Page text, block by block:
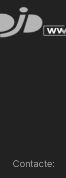
Contacte: